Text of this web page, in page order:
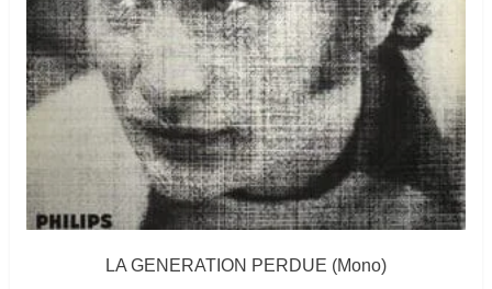
LA GENERATION PERDUE (Mono)